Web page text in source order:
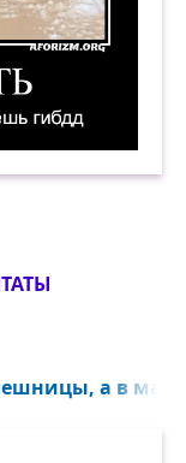
а в маске